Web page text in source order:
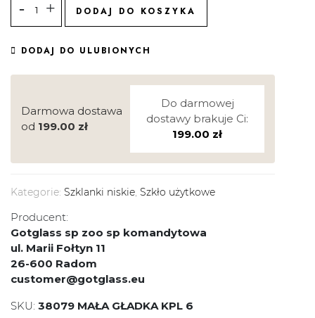
DODAJ DO KOSZYKA
DODAJ DO ULUBIONYCH
Darmowa dostawa
od 199.00 zł
Do darmowej
dostawy brakuje Ci:
199.00 zł
Kategorie: Szklanki niskie, Szkło użytkowe
Producent:
Gotglass sp zoo sp komandytowa
ul. Marii Fołtyn 11
26-600 Radom
customer@gotglass.eu
SKU: 38079 MAŁA GŁADKA KPL 6